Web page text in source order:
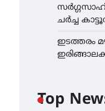
ചർച്ച
ഇടത്തരം
Top